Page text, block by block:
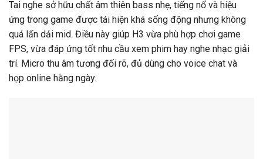
Tai nghe sở hữu chất âm thiên bass nhẹ, tiếng nổ và hiệu
ứng trong game được tái hiện khá sống động nhưng không
quá lấn dải mid. Điều này giúp H3 vừa phù hợp chơi game
FPS, vừa đáp ứng tốt nhu cầu xem phim hay nghe nhạc giải
trí. Micro thu âm tương đối rõ, đủ dùng cho voice chat và
họp online hằng ngày.